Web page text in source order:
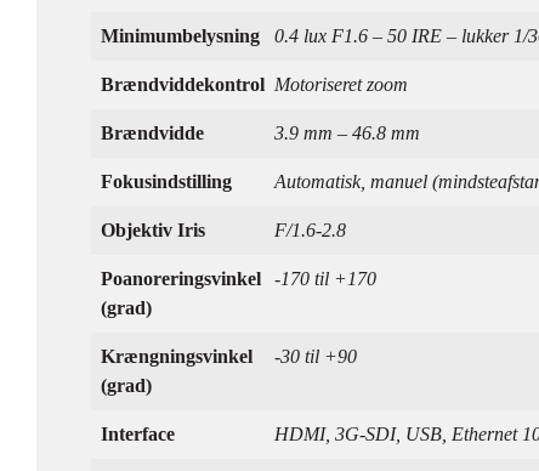
Minimumbelysning 0.4 lux F1.6 – 50 IRE – lukker 1/
Brændviddekontrol Motoriseret zoom
Brændvidde 3.9 mm – 46.8 mm
Fokusindstilling Automatisk, manuel
Objektiv Iris F/1.6-2.8
Poanoreringsvinkel
(grad)
-170 til +170
Krængningsvinkel
(grad)
-30 til +90
Interface HDMI, 3G-SDI, USB, Ethernet